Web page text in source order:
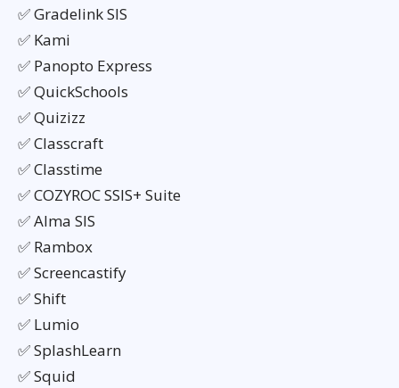
✅ Gradelink SIS
✅ Kami
✅ Panopto Express
✅ QuickSchools
✅ Quizizz
✅ Classcraft
✅ Classtime
✅ COZYROC SSIS+ Suite
✅ Alma SIS
✅ Rambox
✅ Screencastify
✅ Shift
✅ Lumio
✅ SplashLearn
✅ Squid